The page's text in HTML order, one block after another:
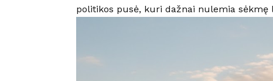
politikos pusė, kuri dažnai nulemia sėkmę